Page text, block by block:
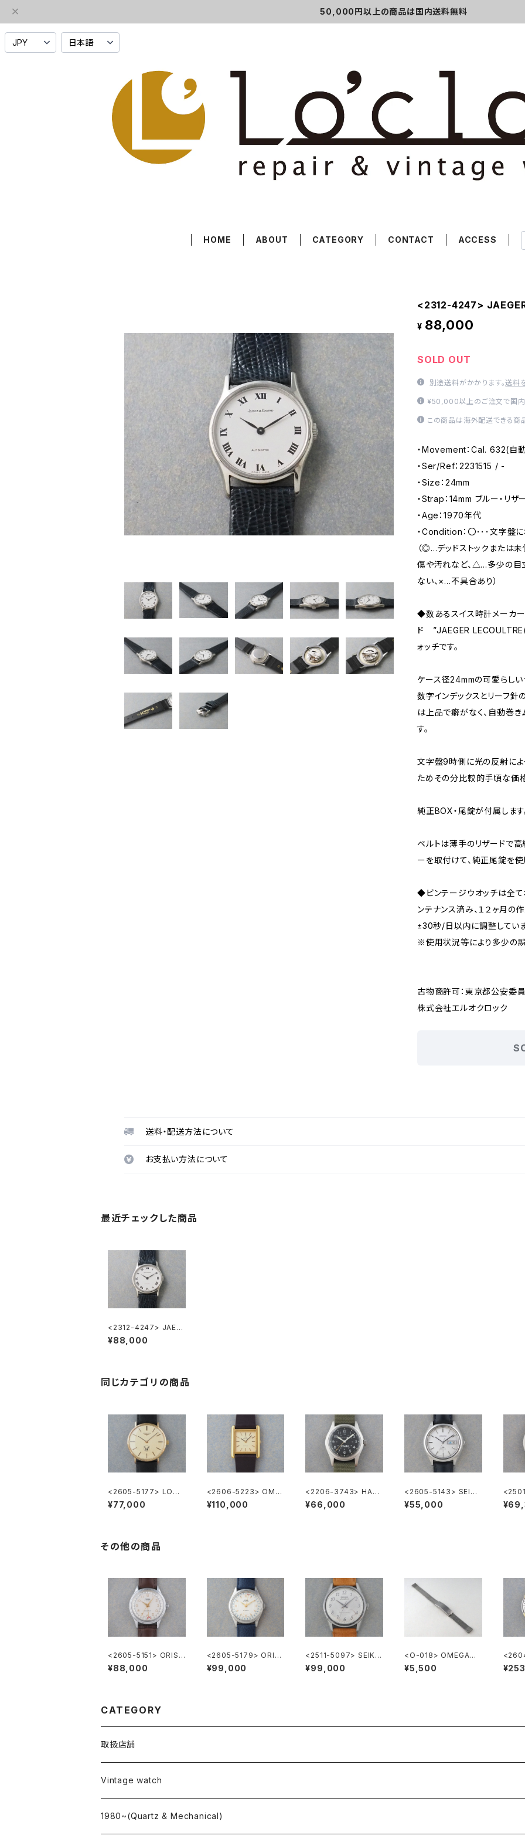
50,000円以上の商品は国内送料無料
HOME ABOUT CATEGORY CONTACT ACCESS
<2312-4247>
¥ 88,000
SOLD OUT
別途送料がかかります。送料
¥50,000以上のご注文で国内
この商品は海外配送できる商
・Movement：Cal. 632(自
・Ser/Ref：2231515 / -
・Size：24mm
・Strap：14mm ブルー・リザ
・Age：1970年代
・Condition：〇･･･文字盤
（◎…デッドストックまたは
傷や汚れなど、△…多少の目
ない、×…不具合あり）
◆数あるスイス時計メーカ
ド ”JAEGER LECOULTRE(
ォッチです。
ケース径24mmの可愛らし
数字インデックスとリーフ針
は上品で癖がなく、自動巻
す。
文字盤9時側に光の反射に
ためその分比較的手頃な価
純正BOX・尾錠が付属します
ベルトは薄手のリザードで
ーを取付けて、純正尾錠を使
◆ビンテージウオッチは全
ンテナンス済み、１２ヶ月の
±30秒/日以内に調整していま
※使用状況等により多少の
古物商許可：東京都公安
株式会社エルオクロック
送料・配送方法について
お支払い方法について
最近チェックした商品
<2312-4247> JAEG
ER LeCOULTRE
¥88,000
同じカテゴリの商品
<2605-5177> LONG
INES ”大正製薬”
¥77,000
<2606-5223> OME
GA DE VILLE
¥110,000
<2206-3743> HAMI
LTON Khaki
¥66,000
<2605-5143> SEIKO
LORD MATIC
¥55,000
TON
その他の商品
<2605-5151> ORIS
Ref.302-7285B ”PO
INTER DATE"
¥88,000
<2605-5179> ORIS
Ref.7470 ”POINTER
DATE"
¥99,000
<2511-5097> SEIKO
Lord Marvel
¥99,000
<O-018> OMEGA純
正ステンレスメッシュブ
レスレット 10mm
¥5,500
CATEGORY
取扱店舗
L o'clock
"delve"
Vintage watch
海外ブランド
1980~(Quartz & Mechanical)